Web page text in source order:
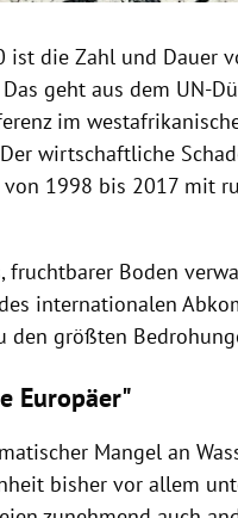
ist die Zahl und Dauer
geht aus dem UN-
im
wirtschaftliche
1998 bis 2017 mit
fruchtbarer Boden
internationalen
den größten
Europäer"
Mangel an
bisher vor allem